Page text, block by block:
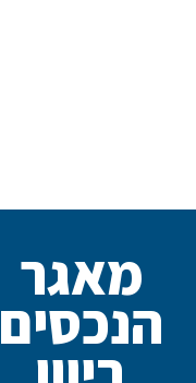
מאגר
הנכסים